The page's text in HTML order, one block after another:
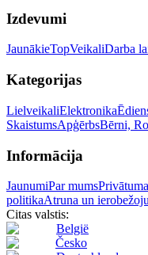
Izdevumi
JaunākieTopVeikaliDarba
Kategorijas
LielveikaliElektronika
SkaistumsApģērbsBērni,
Informācija
JaunumiPar mums
politikaAtruna un
Citas valstis:
België
Česko